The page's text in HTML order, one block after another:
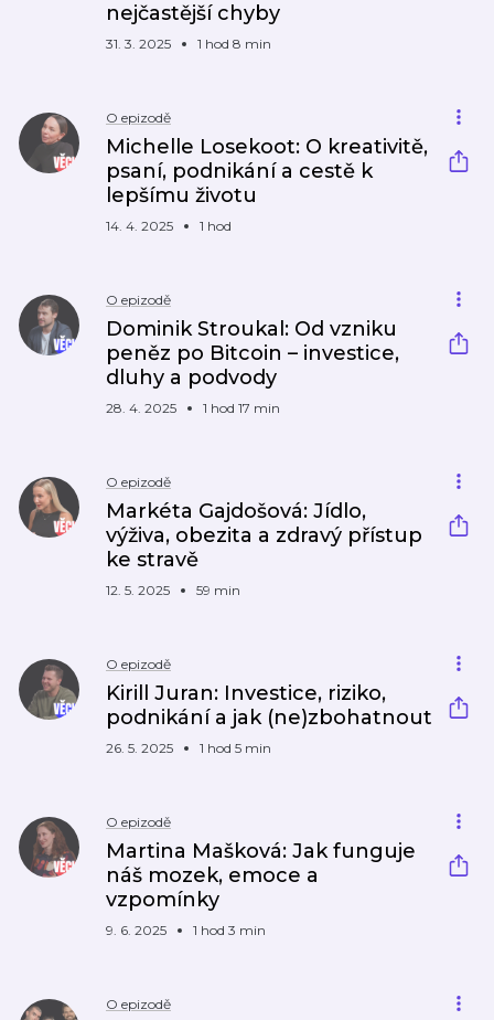
nejčastější chyby
31. 3. 2025 1 hod 8 min
O epizodě
Michelle Losekoot: O kreativitě,
psaní, podnikání a cestě k
lepšímu životu
14. 4. 2025 1 hod
O epizodě
Dominik Stroukal: Od vzniku
peněz po Bitcoin – investice,
dluhy a podvody
28. 4. 2025 1 hod 17 min
O epizodě
Markéta Gajdošová: Jídlo,
výživa, obezita a zdravý přístup
ke stravě
12. 5. 2025 59 min
O epizodě
Kirill Juran: Investice, riziko,
podnikání a jak (ne)zbohatnout
26. 5. 2025 1 hod 5 min
O epizodě
Martina Mašková: Jak funguje
náš mozek, emoce a
vzpomínky
9. 6. 2025 1 hod 3 min
O epizodě